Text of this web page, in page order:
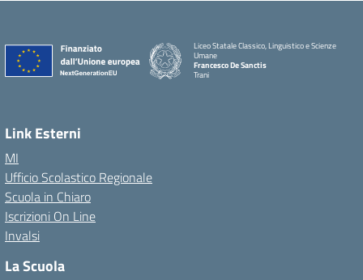
Liceo Statale Classico, Linguistico e Scienze
Umane
Francesco De Sanctis
Trani
Link Esterni
MI
Ufficio Scolastico Regionale
Scuola in Chiaro
Iscrizioni On Line
Invalsi
La Scuola